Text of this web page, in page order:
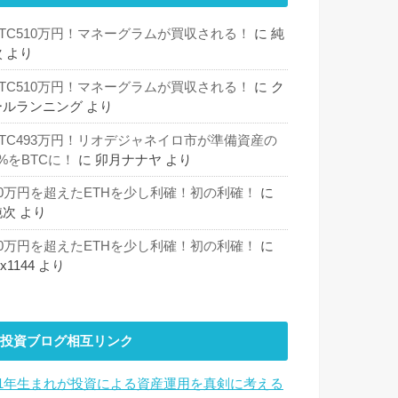
万円！マネーグラムが買収される！ に 純
より
万円！マネーグラムが買収される！ に ク
ルランニング より
万円！リオデジャネイロ市が準備資産の
をBTCに！
に 卯月ナナヤ より
万円を超えたETHを少し利確！初の利確！
に
より
万円を超えたETHを少し利確！初の利確！
に
より
投資ブログ相互リンク
年生まれが投資による資産運用を真剣に考える